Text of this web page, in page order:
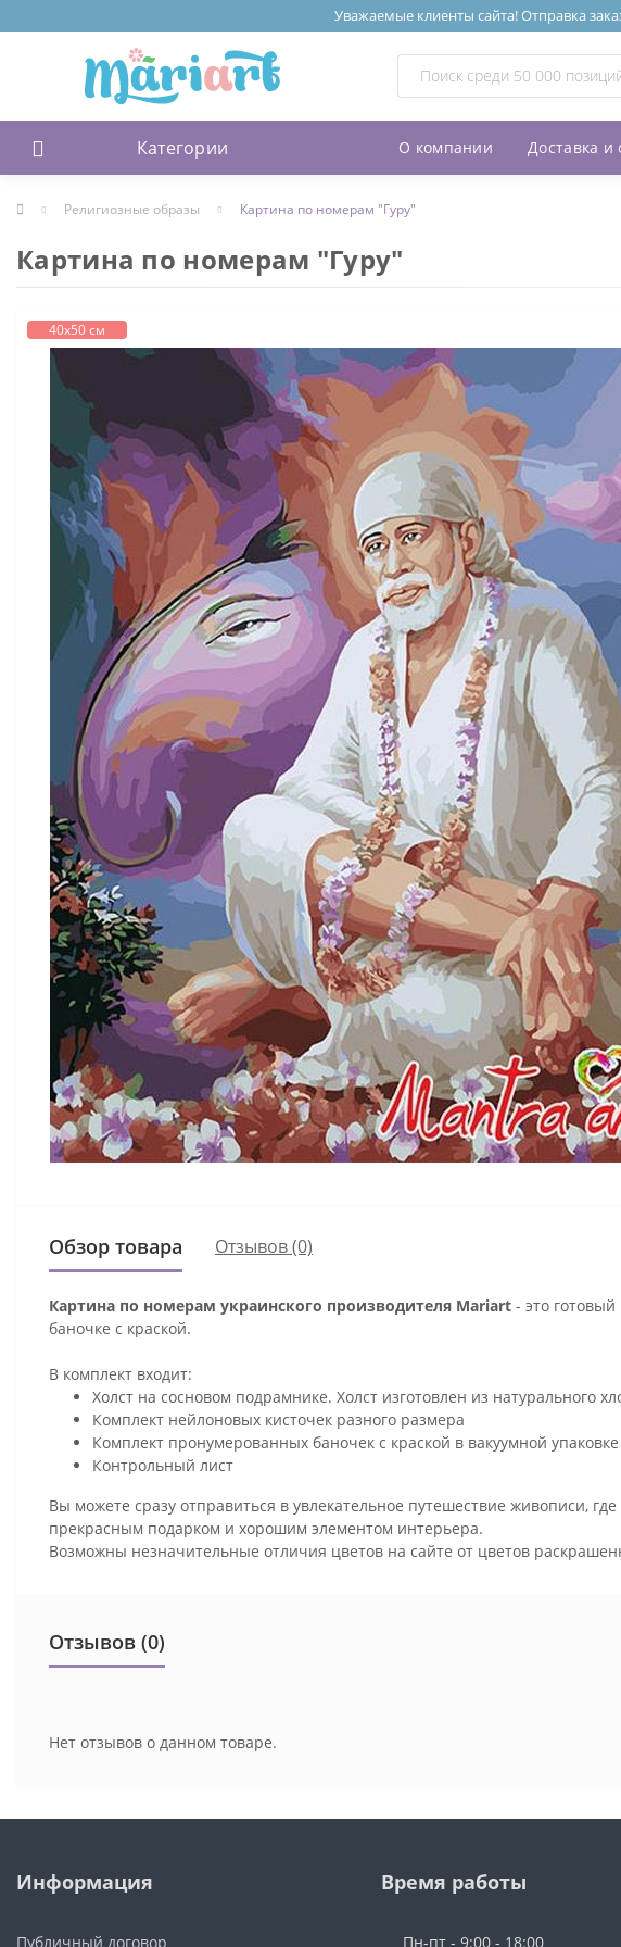
Уважаемые клиенты сайта! Отправка
Категории О компании Доставка и
Религиозные образы Картина по номерам "Гуру"
Картина по номерам "Гуру"
40х50 см
Обзор товара Отзывов (0)
Картина по номерам украинского производителя Mariart - это
баночке с краской.
В комплект входит:
Холст на сосновом подрамнике. Холст изготовлен из натурального
Комплект нейлоновых кисточек разного размера
Комплект пронумерованных баночек с краской в вакуумной упаковке
Контрольный лист
Вы можете сразу отправиться в увлекательное путешествие живописи,
прекрасным подарком и хорошим элементом интерьера.
Возможны незначительные отличия цветов на сайте от цветов
Отзывов (0)
Нет отзывов о данном товаре.
Информация
Публичный договор
Время работы
Пн-пт - 9:00 - 18:00